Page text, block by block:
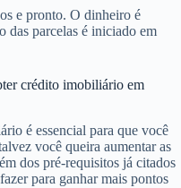
e pronto. O dinheiro é
das parcelas é iniciado em
crédito imobiliário em
é essencial para que você
você queira aumentar as
dos pré-requisitos já citados
para ganhar mais pontos